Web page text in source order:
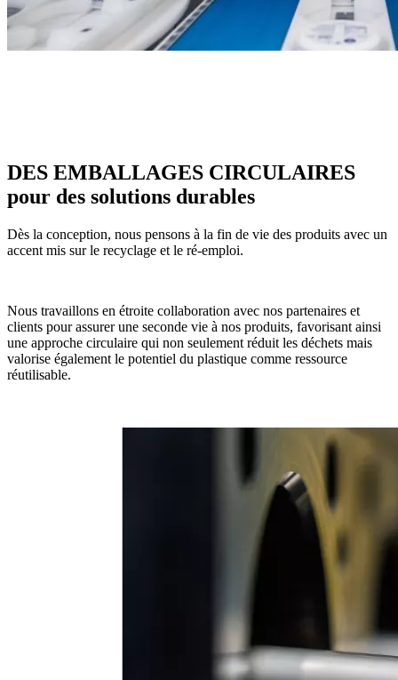
DES EMBALLAGES CIRCULAIRES
pour des solutions durables
Dès la conception, nous pensons à la fin de vie des produits avec un
accent mis sur le recyclage et le ré-emploi.
Nous travaillons en étroite collaboration avec nos partenaires et
clients pour assurer une seconde vie à nos produits, favorisant ainsi
une approche circulaire qui non seulement réduit les déchets mais
valorise également le potentiel du plastique comme ressource
réutilisable.